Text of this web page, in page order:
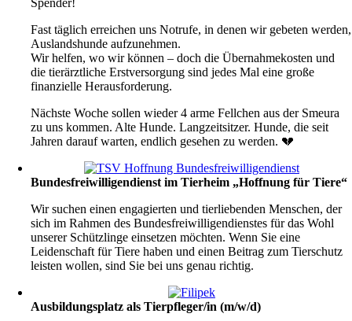
Spender!
Fast täglich erreichen uns Notrufe, in denen wir gebeten werden,
Auslandshunde aufzunehmen.
Wir helfen, wo wir können – doch die Übernahmekosten und
die tierärztliche Erstversorgung sind jedes Mal eine große
finanzielle Herausforderung.
Nächste Woche sollen wieder 4 arme Fellchen aus der Smeura
zu uns kommen. Alte Hunde. Langzeitsitzer. Hunde, die seit
Jahren darauf warten, endlich gesehen zu werden. 💔
Bundesfreiwilligendienst im Tierheim „Hoffnung für Tiere“
Wir suchen einen engagierten und tierliebenden Menschen, der
sich im Rahmen des Bundesfreiwilligendienstes für das Wohl
unserer Schützlinge einsetzen möchten. Wenn Sie eine
Leidenschaft für Tiere haben und einen Beitrag zum Tierschutz
leisten wollen, sind Sie bei uns genau richtig.
Ausbildungsplatz als Tierpfleger/in (m/w/d)